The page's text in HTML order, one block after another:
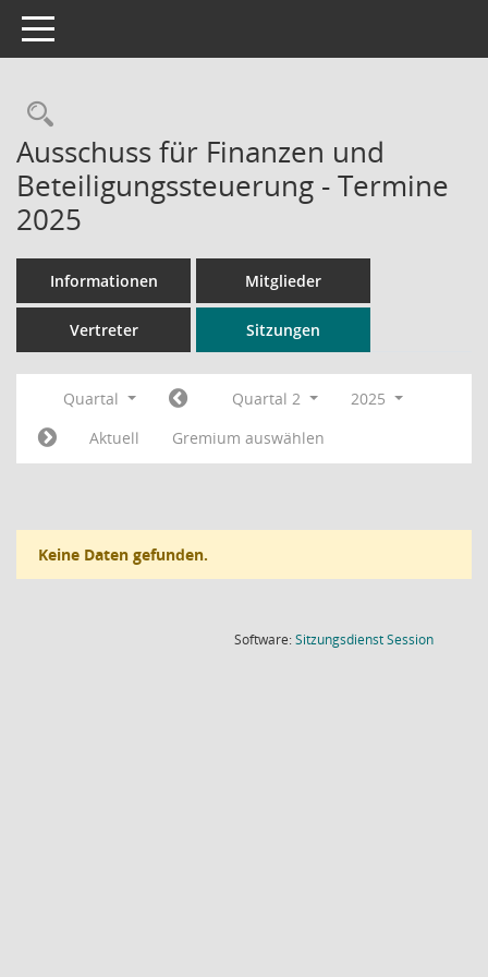
Toggle navigation
Rechercheauswahl
Ausschuss für Finanzen und
Beteiligungssteuerung - Termine
2025
Informationen Mitglieder
Vertreter Sitzungen
Quartal Quartal 2
2025
Aktuell
Gremium auswählen
Keine Daten gefunden.
Software:SitzungsdienstSession(Wird in